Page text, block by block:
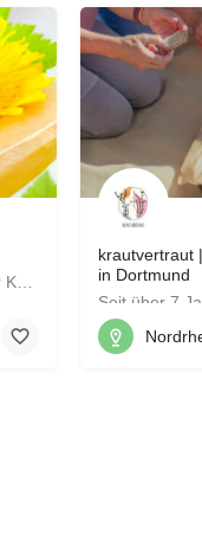
krautvertraut
in Dortmund
Dortmund,